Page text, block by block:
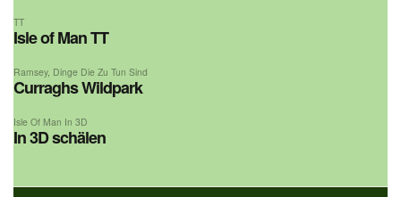
TT
Isle of Man TT
Ramsey, Dinge Die Zu Tun Sind
Curraghs Wildpark
Isle Of Man In 3D
In 3D schälen